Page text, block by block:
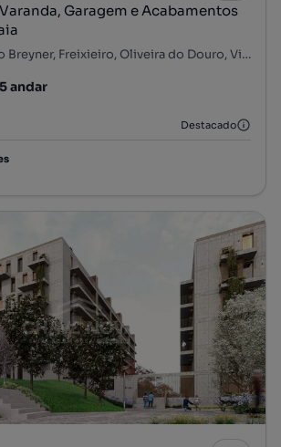
Garagem e Acabamentos
Rua Sophia Mello Breyner, Freixieiro, Oliveira do Douro, Vila Nova de Gaia, Porto
quadrado
5 andar
Destacado